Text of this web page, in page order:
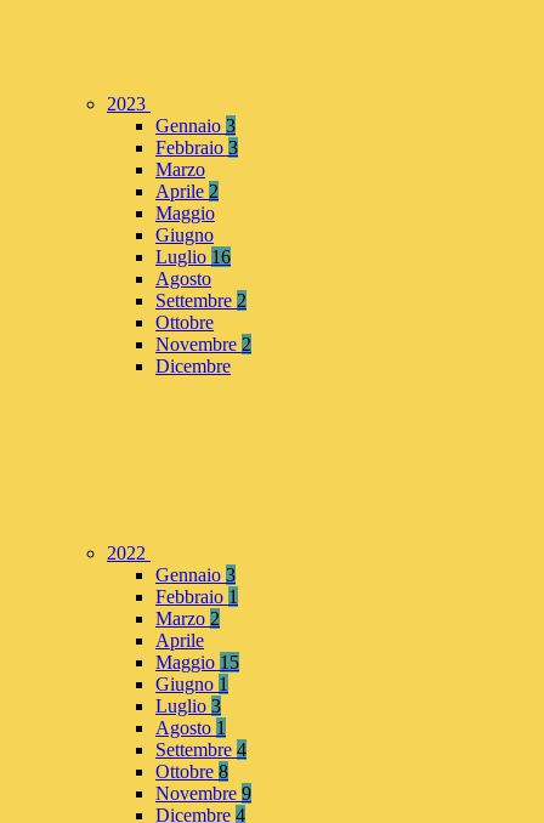
2023
Gennaio 3
Febbraio 3
Marzo
Aprile 2
Maggio
Giugno
Luglio 16
Agosto
Settembre 2
Ottobre
Novembre 2
Dicembre
2022
Gennaio 3
Febbraio 1
Marzo 2
Aprile
Maggio 15
Giugno 1
Luglio 3
Agosto 1
Settembre 4
Ottobre 8
Novembre 9
Dicembre 4